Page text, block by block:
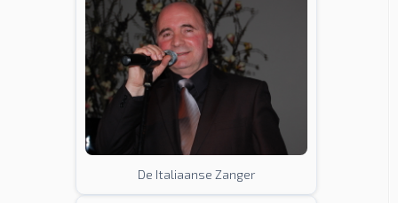
De Italiaanse Zanger